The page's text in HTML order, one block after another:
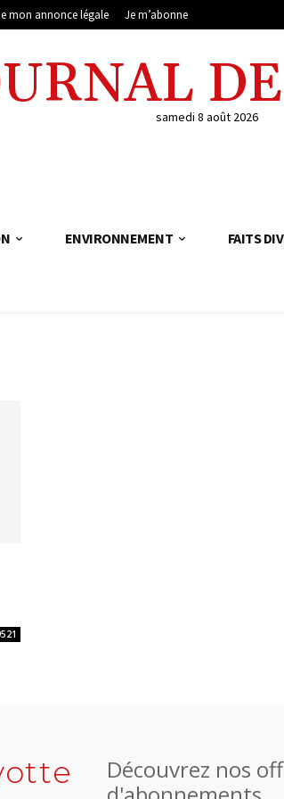
mon annonce légale Je m’abonne
samedi 8 août 2026
ENVIRONNEMENT FAITS
Découvrez nos